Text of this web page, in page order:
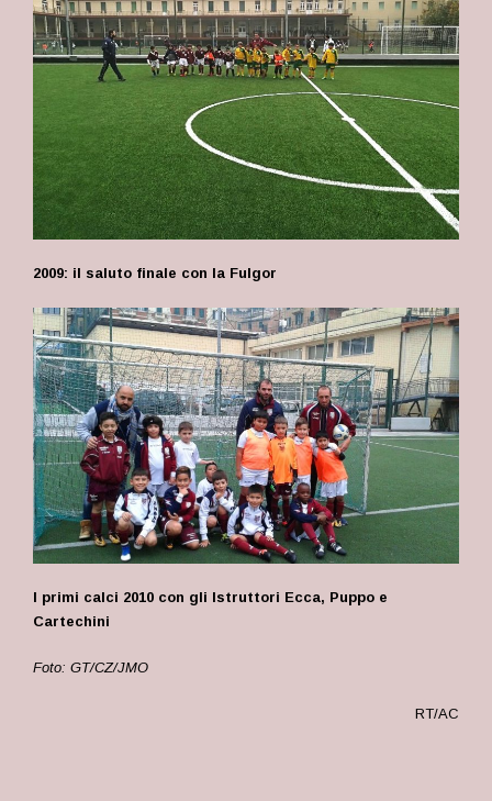
2009: il saluto finale con la Fulgor
I primi calci 2010 con gli Istruttori Ecca, Puppo e
Cartechini
Foto: GT/CZ/JMO
RT/AC